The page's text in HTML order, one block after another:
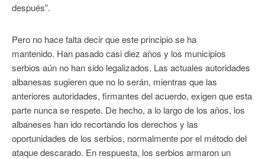
después”.
Pero no hace falta decir que este principio se ha
mantenido. Han pasado casi diez años y los municipios
serbios aún no han sido legalizados. Las actuales autoridades
albanesas sugieren que no lo serán, mientras que las
anteriores autoridades, firmantes del acuerdo, exigen que esta
parte nunca se respete. De hecho, a lo largo de los años, los
albaneses han ido recortando los derechos y las
oportunidades de los serbios, normalmente por el método del
ataque descarado. En respuesta, los serbios armaron un